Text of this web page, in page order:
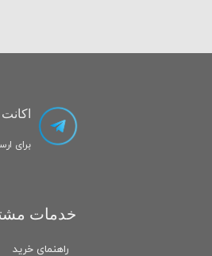
راهنمای خرید
خدمات
برای